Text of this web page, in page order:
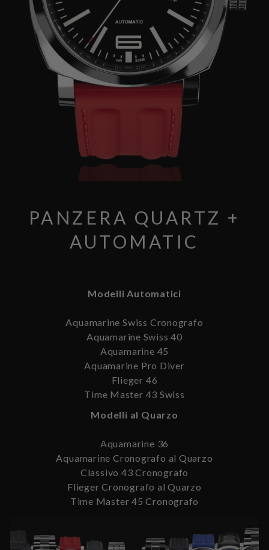
PANZERA QUARTZ +
AUTOMATIC
Modelli Automatici
Aquamarine Swiss Cronografo
Aquamarine Swiss 40
Aquamarine 45
Aquamarine Pro Diver
Flieger 46
Time Master 43 Swiss
Modelli al Quarzo
Aquamarine 36
Aquamarine Cronografo al Quarzo
Classivo 43 Cronografo
Flieger Cronografo al Quarzo
Time Master 45 Cronografo